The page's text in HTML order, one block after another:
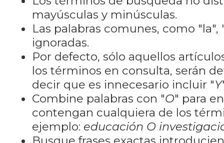
mayúsculas y minúsculas.
Las palabras comunes, como "la",
ignoradas.
Por defecto, sólo aquellos
los términos en consulta, serán
decir que es innecesario incluir "Y
Combine palabras con "O" para
contengan cualquiera de los
ejemplo: educación O